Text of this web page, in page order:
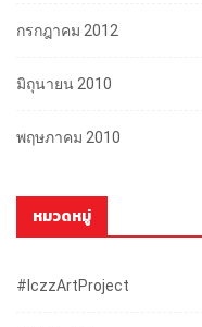
กรกฎาคม 2012
มิถุนายน 2010
พฤษภาคม 2010
หมวดหมู่
#iczzArtProject